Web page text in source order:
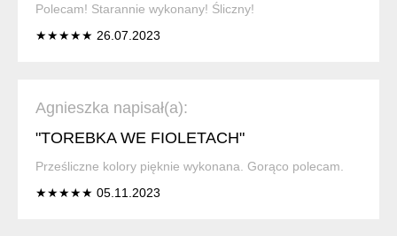
Polecam! Starannie wykonany! Śliczny!
★★★★★ 26.07.2023
Agnieszka napisał(a):
"TOREBKA WE FIOLETACH"
Prześliczne kolory pięknie wykonana. Gorąco polecam.
★★★★★ 05.11.2023